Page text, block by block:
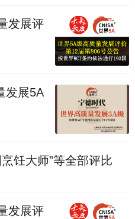
发展评
发展5A
饪大师”等全部评比
发展评